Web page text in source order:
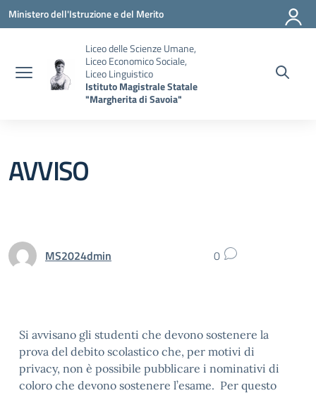
Vai ai contenuti
Vai al menu di navigazione
Vai al footer
Ministero dell'Istruzione e del Merito
Liceo delle Scienze Umane,
Liceo Economico Sociale,
Liceo Linguistico
Istituto Magistrale Statale
"Margherita di Savoia"
AVVISO
MS2024dmin 0
Si avvisano gli studenti che devono sostenere la
prova del debito scolastico che, per motivi di
privacy, non è possibile pubblicare i nominativi di
coloro che devono sostenere l’esame. Per questo